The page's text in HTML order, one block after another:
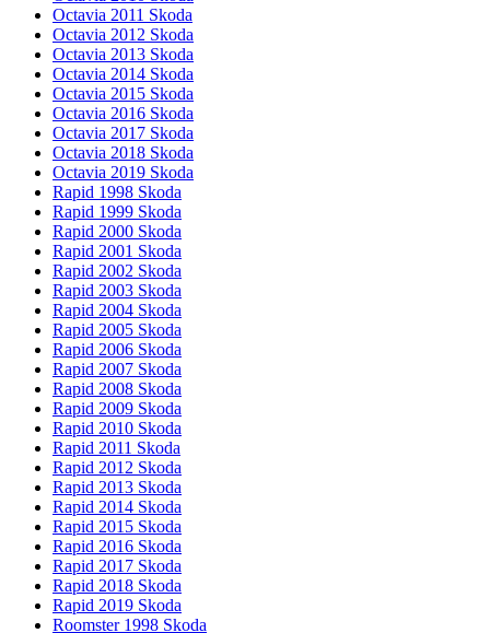
Octavia 2011 Skoda
Octavia 2012 Skoda
Octavia 2013 Skoda
Octavia 2014 Skoda
Octavia 2015 Skoda
Octavia 2016 Skoda
Octavia 2017 Skoda
Octavia 2018 Skoda
Octavia 2019 Skoda
Rapid 1998 Skoda
Rapid 1999 Skoda
Rapid 2000 Skoda
Rapid 2001 Skoda
Rapid 2002 Skoda
Rapid 2003 Skoda
Rapid 2004 Skoda
Rapid 2005 Skoda
Rapid 2006 Skoda
Rapid 2007 Skoda
Rapid 2008 Skoda
Rapid 2009 Skoda
Rapid 2010 Skoda
Rapid 2011 Skoda
Rapid 2012 Skoda
Rapid 2013 Skoda
Rapid 2014 Skoda
Rapid 2015 Skoda
Rapid 2016 Skoda
Rapid 2017 Skoda
Rapid 2018 Skoda
Rapid 2019 Skoda
Roomster 1998 Skoda